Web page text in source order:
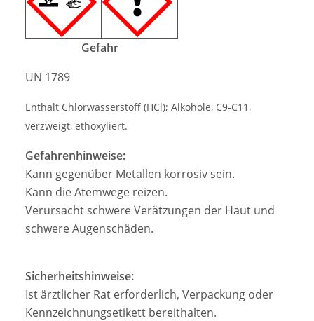
Gefahr
UN 1789
Enthält Chlorwasserstoff (HCl); Alkohole, C9-C11,
verzweigt, ethoxyliert.
Gefahrenhinweise:
Kann gegenüber Metallen korrosiv sein.
Kann die Atemwege reizen.
Verursacht schwere Verätzungen der Haut und
schwere Augenschäden.
Sicherheitshinweise:
Ist ärztlicher Rat erforderlich, Verpackung oder
Kennzeichnungsetikett bereithalten.